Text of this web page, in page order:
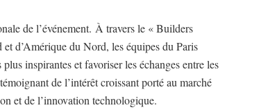
de l’événement. À travers le « Builders
d’Amérique du Nord, les équipes du Paris
inspirantes et favoriser les échanges entre les
de l’intérêt croissant porté au marché
et de l’innovation technologique.